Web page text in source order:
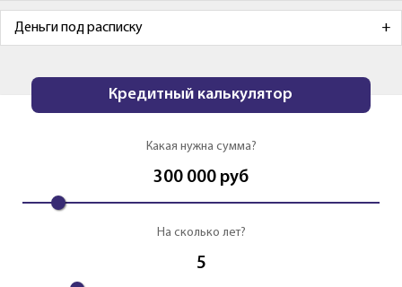
Деньги под расписку
Кредитный калькулятор
Какая нужна сумма?
300 000 руб
На сколько лет?
5